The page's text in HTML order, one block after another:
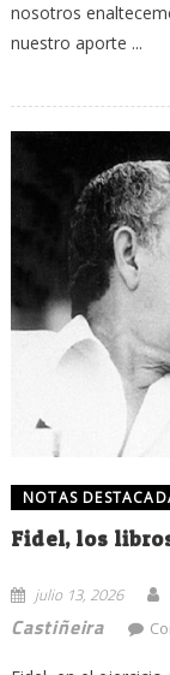
nosotros
nuestro aporte ...
NOTAS
Fidel, los
julio 13, 2026
Castiñeira